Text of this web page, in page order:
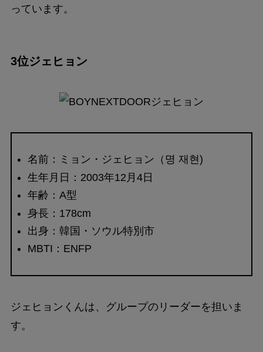
っています。
3位ジェヒョン
名前：ミョン・ジェヒョン（명 재현)
生年月日：2003年12月4日
年齢：A型
身長：178cm
出身：韓国・ソウル特別市
MBTI：ENFP
ジェヒョンくんは、グループのリーダーを担いま
す。